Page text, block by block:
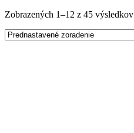
Zobrazených 1–12 z 45 výsledkov